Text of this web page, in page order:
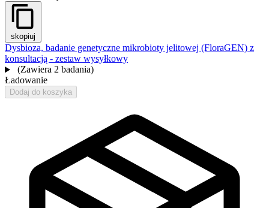
skopiuj
Dysbioza, badanie genetyczne mikrobioty jelitowej (FloraGEN) z
konsultacją - zestaw wysyłkowy
(Zawiera 2 badania)
Ładowanie
Dodaj do koszyka